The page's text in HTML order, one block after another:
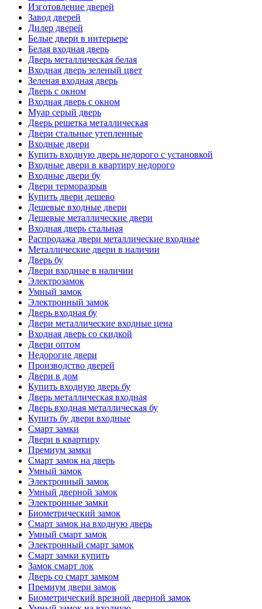
Изготовление дверей
Завод дверей
Дилер дверей
Белые двери в интерьере
Белая входная дверь
Дверь металлическая белая
Входная дверь зеленый цвет
Зеленая входная дверь
Дверь с окном
Входная дверь с окном
Муар серый дверь
Дверь решетка металлическая
Двери стальные утепленные
Входные двери
Купить входную дверь недорого с установкой
Входные двери в квартиру недорого
Входные двери бу
Двери терморазрыв
Купить двери дешево
Дешевые входные двери
Дешевые металлические двери
Входная дверь стальная
Распродажа двери металлические входные
Металлические двери в наличии
Дверь бу
Двери входные в наличии
Электрозамок
Умный замок
Электронный замок
Дверь входная бу
Двери металлические входные цена
Входная дверь со скидкой
Двери оптом
Недорогие двери
Производство дверей
Двери в дом
Купить входную дверь бу
Дверь металлическая входная
Дверь входная металлическая бу
Купить бу двери входные
Смарт замки
Двери в квартиру
Премиум замки
Смарт замок на дверь
Умный замок
Электронный замок
Умный дверной замок
Электронные замки
Биометрический замок
Смарт замок на входную дверь
Умный смарт замок
Электронный смарт замок
Смарт замки купить
Замок смарт лок
Дверь со смарт замком
Премиум двери замок
Биометрический врезной дверной замок